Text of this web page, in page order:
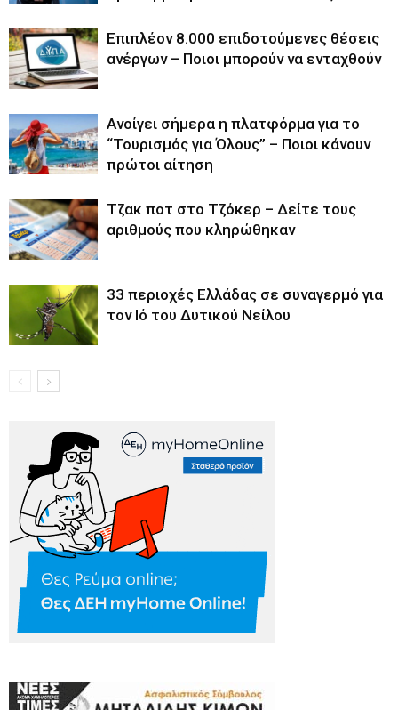
Επιπλέον 8.000 επιδοτούμενες θέσεις
ανέργων – Ποιοι μπορούν να ενταχθούν
Ανοίγει σήμερα η πλατφόρμα για το
“Τουρισμός για Όλους” – Ποιοι κάνουν
πρώτοι αίτηση
Tζακ ποτ στο Τζόκερ – Δείτε τους
αριθμούς που κληρώθηκαν
33 περιοχές Ελλάδας σε συναγερμό για
τον Ιό του Δυτικού Νείλου